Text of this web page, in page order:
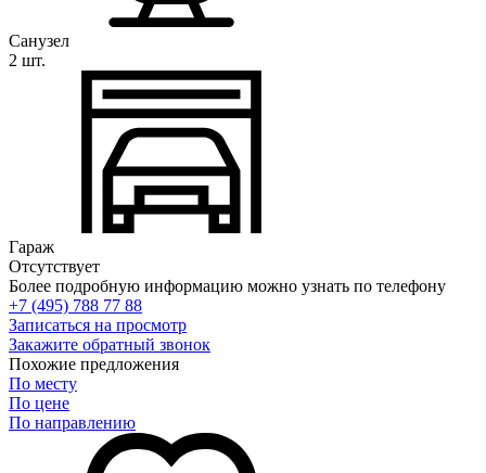
Санузел
2 шт.
Гараж
Отсутствует
Более подробную информацию можно узнать по телефону
+7 (495) 788 77 88
Записаться на просмотр
Закажите обратный звонок
Похожие предложения
По месту
По цене
По направлению